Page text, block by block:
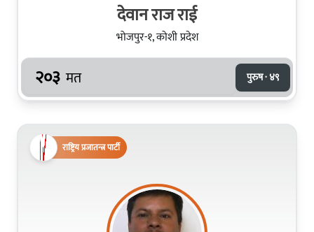
देवान राज राई
भोजपुर-१, कोशी प्रदेश
२०३ मत पुरुष · ४९
राष्ट्रिय प्रजातन्त्र पार्टी